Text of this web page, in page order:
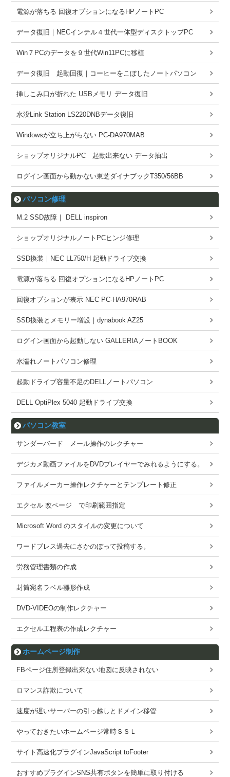
電源が落ちる 回復オプションになるHPノートPC
データ復旧｜NECインテル４世代一体型ディスクトップPC
Win７PCのデータを９世代Win11PCに移植
データ復旧 起動回復｜コーヒーをこぼしたノートパソコン
挿しこみ口が折れた USBメモリ データ復旧
水没Link Station LS220DNBデータ復旧
Windowsが立ち上がらない PC-DA970MAB
ショップオリジナルPC 起動出来ない データ抽出
ログイン画面から動かない東芝ダイナブックT350/56BB
パソコン修理
M.2 SSD故障｜ DELL inspiron
ショップオリジナルノートPCヒンジ修理
SSD換装｜NEC LL750/H 起動ドライブ交換
電源が落ちる 回復オプションになるHPノートPC
回復オプションが表示 NEC PC-HA970RAB
SSD換装とメモリー増設｜dynabook AZ25
ログイン画面から起動しない GALLERIAノートBOOK
水濡れノートパソコン修理
起動ドライブ容量不足のDELLノートパソコン
DELL OptiPlex 5040 起動ドライブ交換
パソコン教室
サンダーバード メール操作のレクチャー
デジカメ動画ファイルをDVDプレイヤーでみれるようにする。
ファイルメーカー操作レクチャーとテンプレート修正
エクセル 改ページ で印刷範囲指定
Microsoft Word のスタイルの変更について
ワードブレス過去にさかのぼって投稿する。
労務管理書類の作成
封筒宛名ラベル雛形作成
DVD-VIDEOの制作レクチャー
エクセル工程表の作成レクチャー
ホームページ制作
FBページ住所登録出来ない地図に反映されない
ロマンス詐欺について
速度が遅いサーバーの引っ越しとドメイン移管
やっておきたいホームページ常時ＳＳＬ
サイト高速化プラグインJavaScript toFooter
おすすめプラグインSNS共有ボタンを簡単に取り付ける